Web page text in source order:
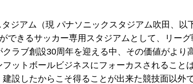
ジアム（現 パナソニックスタジアム吹田、以
できるサッカー専用スタジアムとして、リー
ラブ創設30周年を迎える中、その価値がより
ットボールビジネスにフォーカスされること
設したからこそ得ることが出来た競技面以外